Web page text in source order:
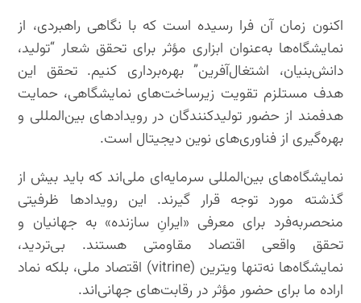
اکنون زمان آن فرا رسیده است که با نگاهی راهبردی، از
نمایشگاه‌ها به‌عنوان ابزاری مؤثر برای تحقق شعار “تولید،
دانش‌بنیان، اشتغال‌آفرین” بهره‌برداری کنیم. تحقق این
هدف مستلزم تقویت زیرساخت‌های نمایشگاهی، حمایت
هدفمند از حضور تولیدکنندگان در رویدادهای بین‌المللی و
بهره‌گیری از فناوری‌های نوین دیجیتال است.
نمایشگاه‌های بین‌المللی سرمایه‌ای ملی‌اند که باید بیش از
گذشته مورد توجه قرار گیرند. این رویدادها ظرفیتی
منحصربه‌فرد برای معرفی «ایرانِ سازنده» به جهانیان و
تحقق واقعی اقتصاد مقاومتی هستند. بی‌تردید،
نمایشگاه‌ها نه‌تنها ویترین (vitrine) اقتصاد ملی، بلکه نماد
اراده ما برای حضور مؤثر در رقابت‌های جهانی‌اند.